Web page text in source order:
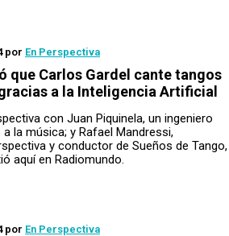
por En Perspectiva
que Carlos Gardel cante tangos
a la Inteligencia Artificial
con Juan Piquinela, un ingeniero
la música; y Rafael Mandressi,
y conductor de Sueños de Tango,
aquí en Radiomundo.
por En Perspectiva